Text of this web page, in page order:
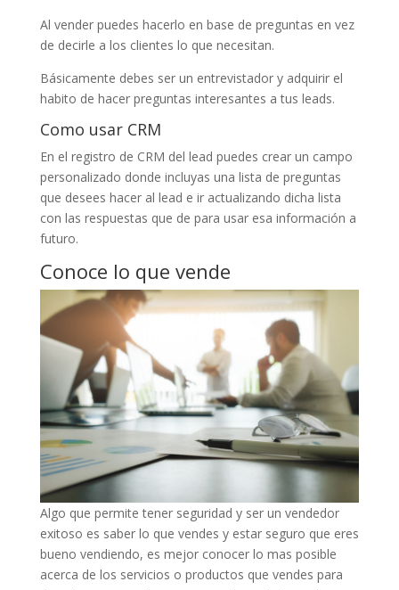
Al vender puedes hacerlo en base de preguntas en vez
de decirle a los clientes lo que necesitan.
Básicamente debes ser un entrevistador y adquirir el
habito de hacer preguntas interesantes a tus leads.
Como usar CRM
En el registro de CRM del lead puedes crear un campo
personalizado donde incluyas una lista de preguntas
que desees hacer al lead e ir actualizando dicha lista
con las respuestas que de para usar esa información a
futuro.
Conoce lo que vende
Algo que permite tener seguridad y ser un vendedor
exitoso es saber lo que vendes y estar seguro que eres
bueno vendiendo, es mejor conocer lo mas posible
acerca de los servicios o productos que vendes para